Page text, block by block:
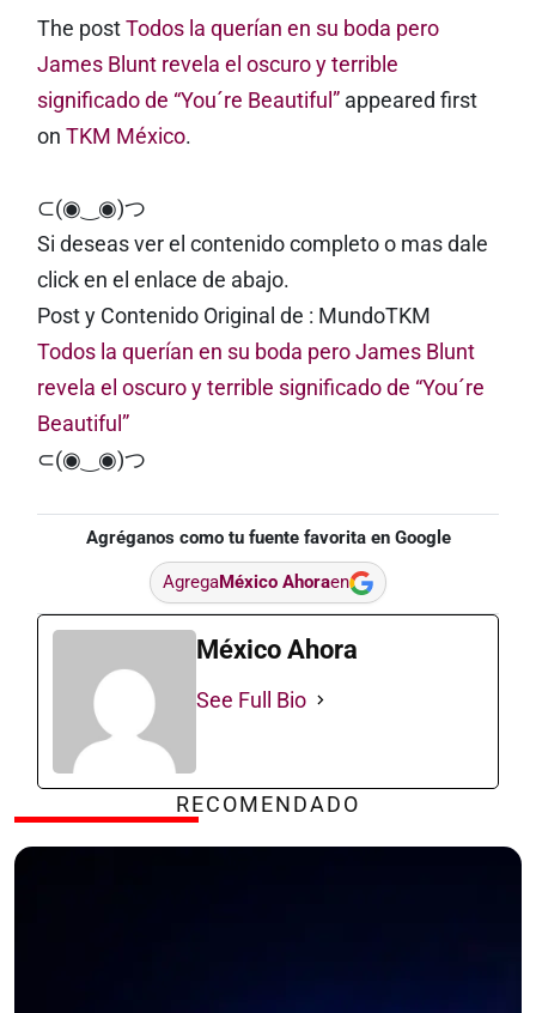
The post Todos la querían en su boda pero
James Blunt revela el oscuro y terrible
significado de “You´re Beautiful”appeared first
on TKM México.
⊂(◉‿◉)つ
Si deseas ver el contenido completo o mas dale
click en el enlace de abajo.
Post y Contenido Original de : MundoTKM
Todos la querían en su boda pero James Blunt
revela el oscuro y terrible significado de “You´re
Beautiful”
⊂(◉‿◉)つ
Agréganos como tu fuente favorita en Google
AgregaMéxico Ahoraen
México Ahora
See Full Bio
RECOMENDADO